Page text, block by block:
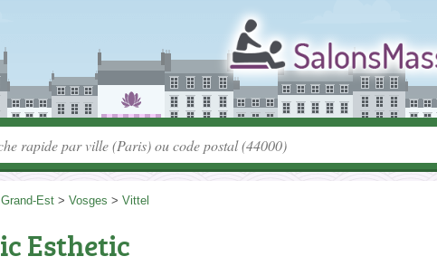
Grand-Est > Vosges > Vittel
Esthetic